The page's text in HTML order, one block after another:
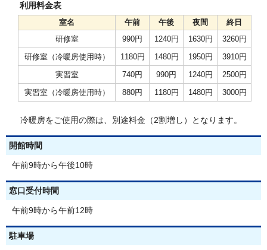
利用料金表
室名
午前 午後 夜間
終日
研修室
990円 1240円 1630円
3260円
研修室（冷暖房使用時）
1180円 1480円 1950円
3910円
実習室
740円 990円 1240円
2500円
実習室（冷暖房使用時）
880円 1180円 1480円 3000円
冷暖房をご使用の際は、別途料金（2割増し）となります。
開館時間
午前9時から午後10時
窓口受付時間
午前9時から午前12時
駐車場